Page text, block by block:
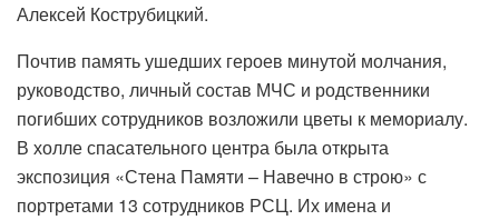
Алексей Кострубицкий.
Почтив память ушедших героев минутой молчания,
руководство, личный состав МЧС и родственники
погибших сотрудников возложили цветы к мемориалу.
В холле спасательного центра была открыта
экспозиция «Стена Памяти – Навечно в строю» с
портретами 13 сотрудников РСЦ. Их имена и